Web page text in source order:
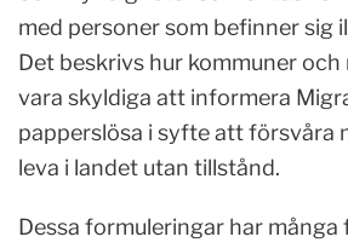
med personer som befinner sig
Det beskrivs hur kommuner
vara skyldiga att informera
papperslösa i syfte att försvåra
leva i landet utan tillstånd.
Dessa formuleringar har